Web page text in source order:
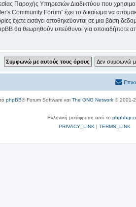
Παροχής Υπηρεσιών Διαδικτύου που
Community Forum” έχει το δικαίωμα να
έχετε εισάγει αποθηκεύονται σε μια βάση
θα θεωρηθούν υπεύθυνοι για οποιαδήποτε
phpBB® Forum Software και The GNG Network© 2001-
Ελληνική μετάφραση από το
PRIVACY_LINK | TERMS_LINK